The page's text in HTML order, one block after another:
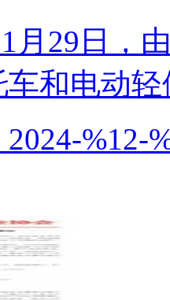
月29日，
车和电动
%12-